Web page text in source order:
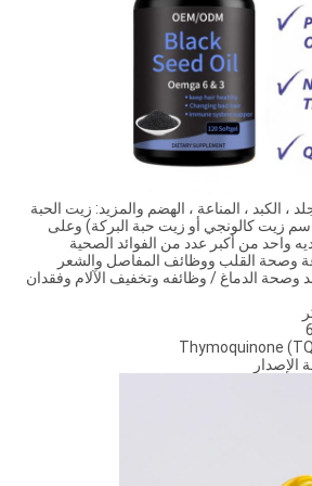
، الكبد ، المناعة ، الهضم والمزيد: زيت الحبة
زيت كالونجي أو زيت حبة البركة) وعلى
واحد من أكبر عدد من الفوائد الصحية
وصحة القلب ووظائف المفاصل والشعر
وصحة الدماغ / وظائفه وتخفيف الآلام وفقدان
الإصدار